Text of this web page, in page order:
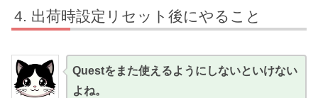
出荷時設定リセット後にやること
Questをまた使えるようにしないといけない
よね。